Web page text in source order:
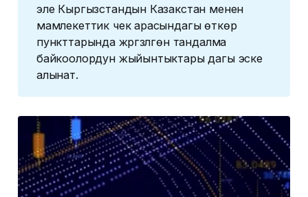
эле Кыргызстандын Казакстан менен
мамлекеттик чек арасындагы өткөрүү
пункттарында жүргүзүлгөн тандалма
байкоолордун жыйынтыктары дагы эске
алынат.